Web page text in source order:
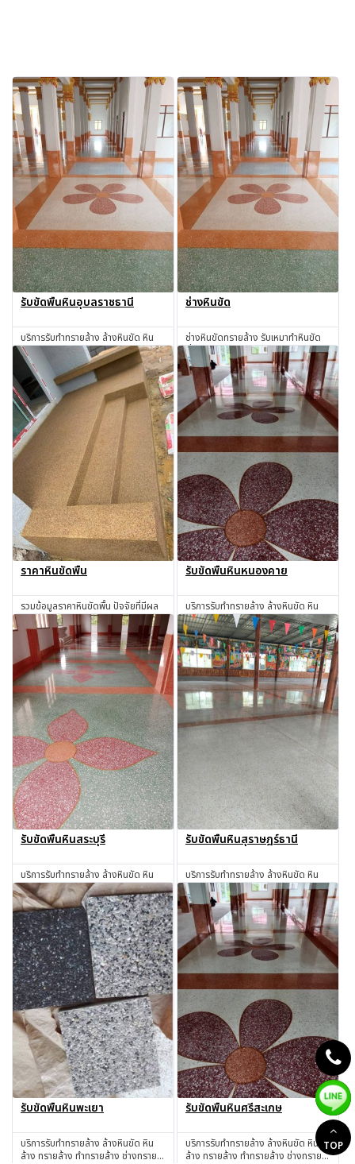
รับขัดพื้นหินอุบลราชธานี
บริการรับทำทรายล้าง ล้างหินขัด หิน
ล้าง ทรายล้าง ทำทรายล้าง ช่างทราย
ล้าง ช่างหินขัด รับทำหินขัด รับทำหิน
อ่อน รับเหมาทำทรายล้าง โดยช่างผู้มี
ประสบการณ์มากกว่า 30 ปี
อุบลราชธานี
สอบถาม
ช่างหินขัด
ช่างหินขัดทรายล้าง รับเหมาทำหินขัด
ทั่วไทย
สอบถาม
ราคาหินขัดพื้น
รวมข้อมูลราคาหินขัดพื้น ปัจจัยที่มีผล
ต่อราคา และแนวทางประเมินงบ
ประมาณ
สอบถาม
รับขัดพื้นหินหนองคาย
บริการรับทำทรายล้าง ล้างหินขัด หิน
ล้าง ทรายล้าง ทำทรายล้าง ช่างทราย
ล้าง ช่างหินขัด รับทำหินขัด รับทำหิน
อ่อน รับเหมาทำทรายล้าง โดยช่างผู้มี
ประสบการณ์มากกว่า 30 ปี หนองคาย
สอบถาม
รับขัดพื้นหินสระบุรี
บริการรับทำทรายล้าง ล้างหินขัด หิน
ล้าง ทรายล้าง ทำทรายล้าง ช่างทราย
ล้าง ช่างหินขัด รับทำหินขัด รับทำหิน
อ่อน รับเหมาทำทรายล้าง โดยช่างผู้มี
ประสบการณ์มากกว่า 30 ปี สระบุรี
สอบถาม
รับขัดพื้นหินสุราษฎร์ธานี
บริการรับทำทรายล้าง ล้างหินขัด หิน
ล้าง ทรายล้าง ทำทรายล้าง ช่างทราย
ล้าง ช่างหินขัด รับทำหินขัด รับทำหิน
อ่อน รับเหมาทำทรายล้าง โดยช่างผู้มี
ประสบการณ์มากกว่า 30 ปี
สุราษฎร์ธานี
สอบถาม
รับขัดพื้นหินพะเยา
บริการรับทำทรายล้าง ล้างหินขัด หิน
ล้าง ทรายล้าง ทำทรายล้าง ช่างทราย
รับขัดพื้นหินศรีสะเกษ
บริการรับทำทรายล้าง ล้างหินขัด หิน
ล้าง ทรายล้าง ทำทรายล้าง ช่างทราย
TOP